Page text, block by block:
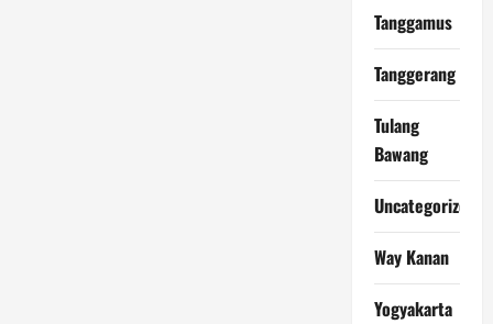
Tanggamus
Tanggerang
Tulang
Bawang
Uncategorized
Way Kanan
Yogyakarta